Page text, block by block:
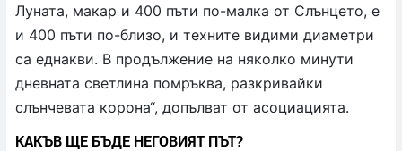
Луната, макар и 400 пъти по-малка от Слънцето, е
и 400 пъти по-близо, и техните видими диаметри
са еднакви. В продължение на няколко минути
дневната светлина помръква, разкривайки
слънчевата корона“, допълват от асоциацията.
КАКЪВ ЩЕ БЪДЕ НЕГОВИЯТ ПЪТ?